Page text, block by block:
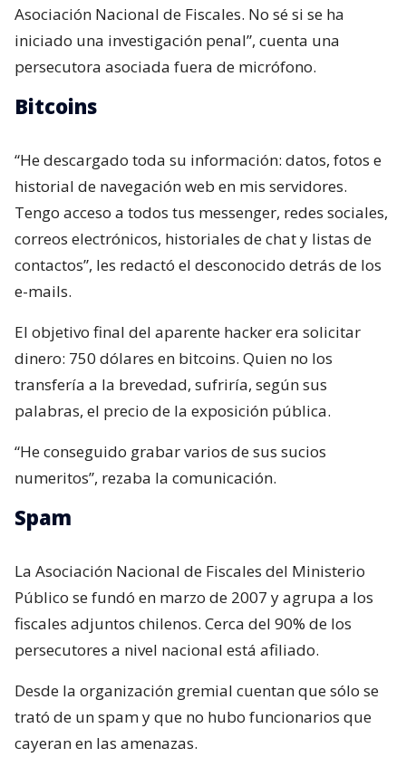
Asociación Nacional de Fiscales. No sé si se ha
iniciado una investigación penal”, cuenta una
persecutora asociada fuera de micrófono.
Bitcoins
“He descargado toda su información: datos, fotos e
historial de navegación web en mis servidores.
Tengo acceso a todos tus messenger, redes sociales,
correos electrónicos, historiales de chat y listas de
contactos”, les redactó el desconocido detrás de los
e-mails.
El objetivo final del aparente hacker era solicitar
dinero: 750 dólares en bitcoins. Quien no los
transfería a la brevedad, sufriría, según sus
palabras, el precio de la exposición pública.
“He conseguido grabar varios de sus sucios
numeritos”, rezaba la comunicación.
Spam
La Asociación Nacional de Fiscales del Ministerio
Público se fundó en marzo de 2007 y agrupa a los
fiscales adjuntos chilenos. Cerca del 90% de los
persecutores a nivel nacional está afiliado.
Desde la organización gremial cuentan que sólo se
trató de un spam y que no hubo funcionarios que
cayeran en las amenazas.